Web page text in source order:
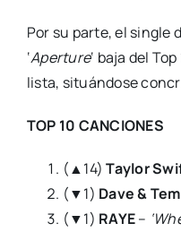
Por su parte, el single
‘Aperture‘ baja del
lista, situándose
TOP 10 CANCIONES
(▲14)Taylor
(▼1) Dave &
(▼1) RAYE–